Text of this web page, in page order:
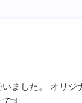
ました。 オリ
す。